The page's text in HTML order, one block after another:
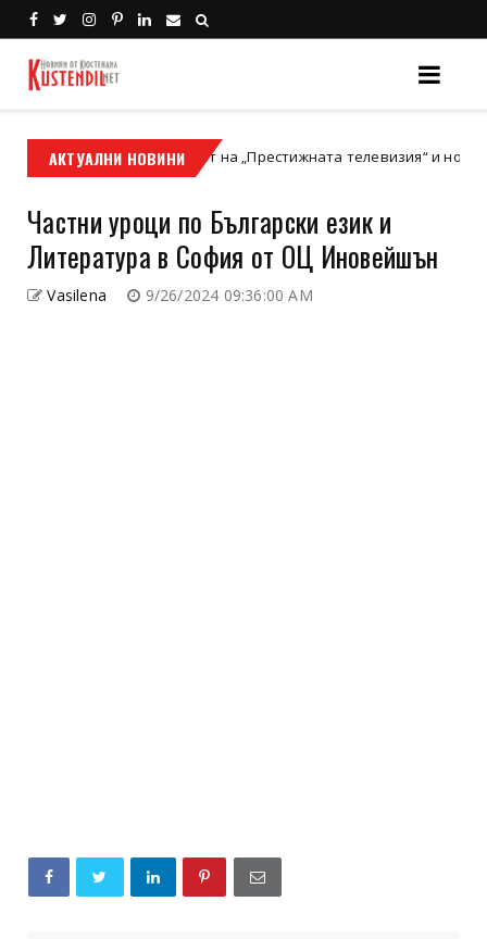
АКТУАЛНИ НОВИНИ
Холивуд Залезът на „Престижната телевизия“ и новата златна
Частни уроци по Български език и
Литература в София от ОЦ Иновейшън
Vasilena 9/26/2024 09:36:00 AM